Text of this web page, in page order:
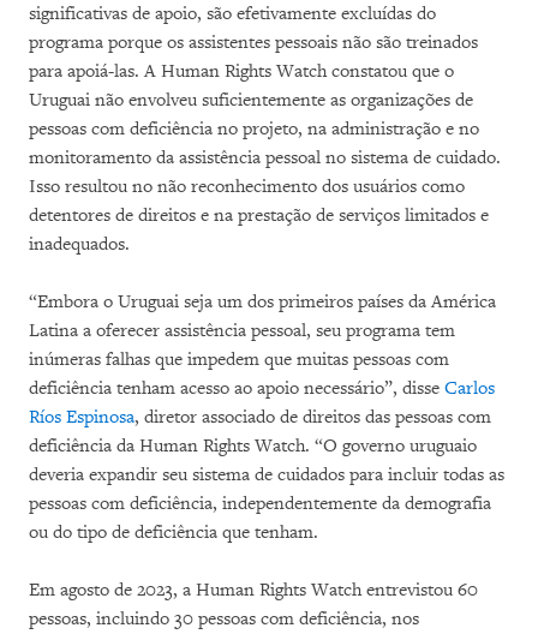
significativas de apoio, são efetivamente excluídas do
programa porque os assistentes pessoais não são treinados
para apoiá-las. A Human Rights Watch constatou que o
Uruguai não envolveu suficientemente as organizações de
pessoas com deficiência no projeto, na administração e no
monitoramento da assistência pessoal no sistema de cuidado.
Isso resultou no não reconhecimento dos usuários como
detentores de direitos e na prestação de serviços limitados e
inadequados.
“Embora o Uruguai seja um dos primeiros países da América
Latina a oferecer assistência pessoal, seu programa tem
inúmeras falhas que impedem que muitas pessoas com
deficiência tenham acesso ao apoio necessário”, disse Carlos
Ríos Espinosa, diretor associado de direitos das pessoas com
deficiência da Human Rights Watch. “O governo uruguaio
deveria expandir seu sistema de cuidados para incluir todas as
pessoas com deficiência, independentemente da demografia
ou do tipo de deficiência que tenham.
Em agosto de 2023, a Human Rights Watch entrevistou 60
pessoas, incluindo 30 pessoas com deficiência, nos